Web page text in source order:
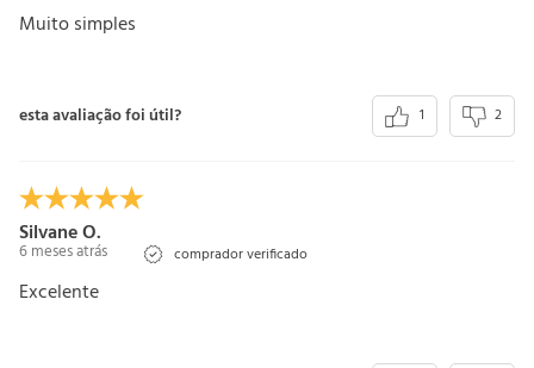
Muito simples
esta avaliação foi útil? 1 2
Silvane O.
6 meses atrás comprador verificado
Excelente